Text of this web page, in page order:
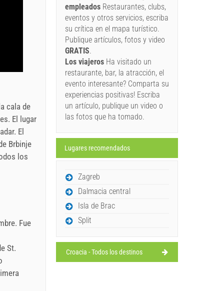
cala de
El lugar
El
Brbinje
los
Fue
St.
empleados Restaurantes, clubs,
eventos y otros servicios, escriba
su crítica en el mapa turístico.
Publique artículos, fotos y video
GRATIS.
Los viajeros Ha visitado un
restaurante, bar, la atracción, el
evento interesante? Comparta su
experiencias positivas! Escriba
un artículo, publique un video o
las fotos que ha tomado.
Lugares recomendados
Zagreb
Dalmacia central
Isla de Brac
Split
Croacia - Todos los destinos